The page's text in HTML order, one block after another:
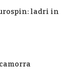
ladri in